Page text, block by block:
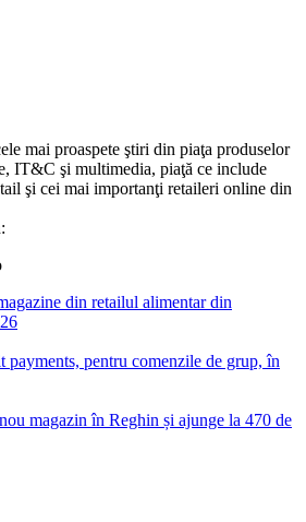
mai proaspete ştiri din piaţa produselor
IT&C şi multimedia, piaţă ce include
şi cei mai importanţi retaileri online din
din retailul alimentar din
payments, pentru comenzile de grup, în
magazin în Reghin și ajunge la 470 de